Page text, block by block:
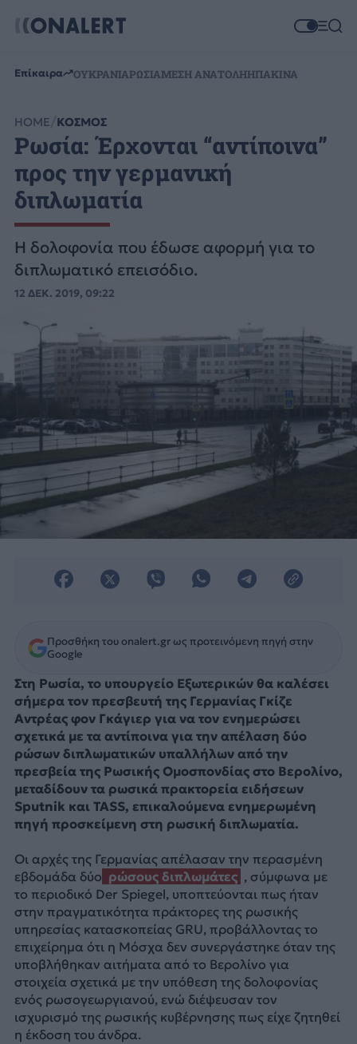
Επίκαιρα ΟΥΚΡΑΝΙΑΡΩΣΙΑΜΕΣΗ ΑΝΑΤΟΛΗΗΠΑΚΙΝΑ
HOME ΚΟΣΜΟΣ
Ρωσία: Έρχονται “αντίποινα”
προς την γερμανική
διπλωματία
Η δολοφονία που έδωσε αφορμή για το
διπλωματικό επεισόδιο.
12 ΔΕΚ. 2019, 09:22
Προσθήκη του onalert.gr ως προτεινόμενη πηγή στην
Google
Στη Ρωσία, το υπουργείο Εξωτερικών θα καλέσει
σήμερα τον πρεσβευτή της Γερμανίας Γκίζε
Αντρέας φον Γκάγιερ για να τον ενημερώσει
σχετικά με τα αντίποινα για την απέλαση δύο
ρώσων διπλωματικών υπαλλήλων από την
πρεσβεία της Ρωσικής Ομοσπονδίας στο Βερολίνο,
μεταδίδουν τα ρωσικά πρακτορεία ειδήσεων
Sputnik και TASS, επικαλούμενα ενημερωμένη
πηγή προσκείμενη στη ρωσική διπλωματία.
Οι αρχές της Γερμανίας απέλασαν την περασμένη
εβδομάδα δύο ρώσους διπλωμάτες , σύμφωνα με
το περιοδικό Der Spiegel, υποπτεύονται πως ήταν
στην πραγματικότητα πράκτορες της ρωσικής
υπηρεσίας κατασκοπείας GRU, προβάλλοντας το
επιχείρημα ότι η Μόσχα δεν συνεργάστηκε όταν της
υποβλήθηκαν αιτήματα από το Βερολίνο για
στοιχεία σχετικά με την υπόθεση της δολοφονίας
ενός ρωσογεωργιανού, ενώ διέψευσαν τον
ισχυρισμό της ρωσικής κυβέρνησης πως είχε ζητηθεί
η έκδοση του άνδρα.